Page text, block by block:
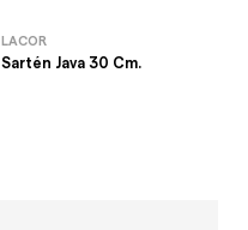
LACOR
Sartén Java 30 Cm.